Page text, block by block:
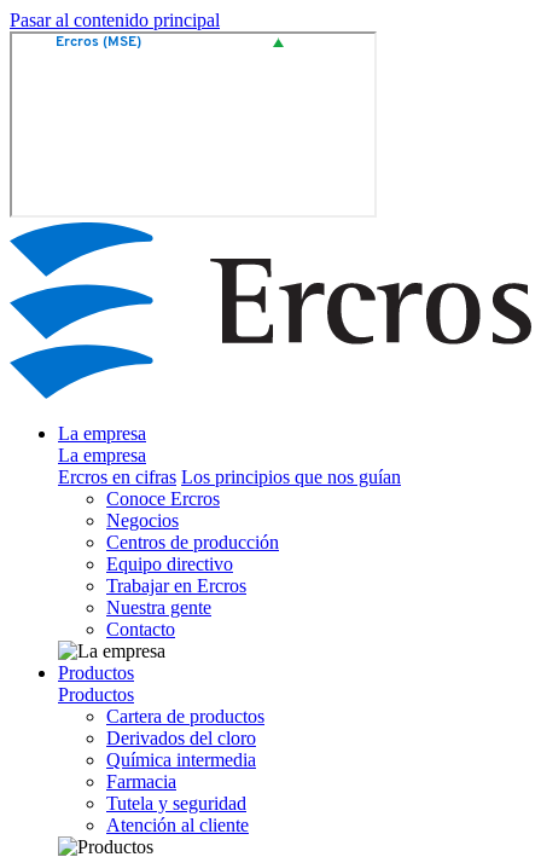
Pasar al contenido principal
La empresa
La empresa
Ercros en cifras Los principios que nos guían
Conoce Ercros
Negocios
Centros de producción
Equipo directivo
Trabajar en Ercros
Nuestra gente
Contacto
Productos
Productos
Cartera de productos
Derivados del cloro
Química intermedia
Farmacia
Tutela y seguridad
Atención al cliente